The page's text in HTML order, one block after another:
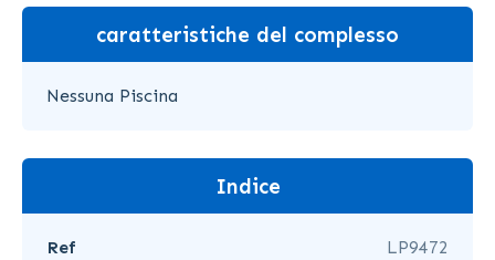
caratteristiche del complesso
Nessuna Piscina
Indice
Ref
LP9472